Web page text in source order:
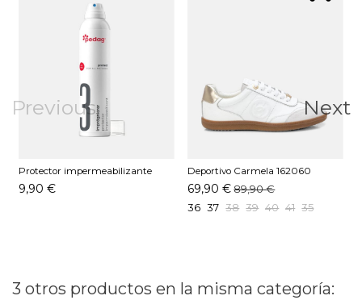
Previous
Protector impermeabilizante
Pedag 250 ML
9,90 €
Deportivo Carmela 162060
Blanco
69,90 € 89,90 €
36 37 38 39 40 41 35
Next
3 otros productos en la misma categoría: